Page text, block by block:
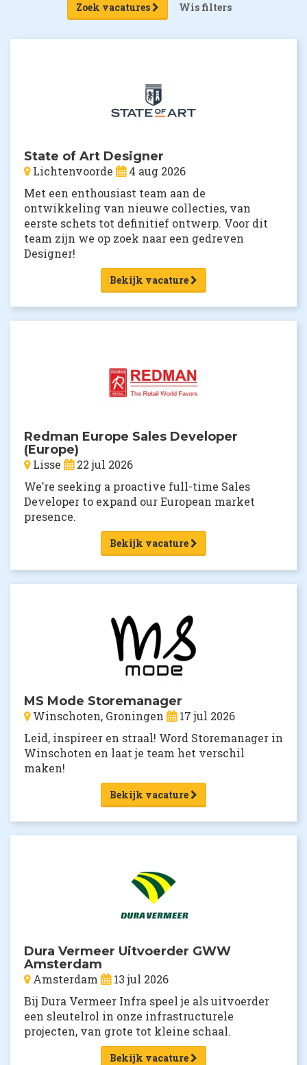
Zoek vacatures Wis filters
State of Art Designer
Lichtenvoorde
4 aug 2026
Met een enthousiast team aan de
ontwikkeling van nieuwe collecties, van
eerste schets tot definitief ontwerp. Voor dit
team zijn we op zoek naar een gedreven
Designer!
Bekijk vacature
Redman Europe Sales Developer
(Europe)
Lisse
22 jul 2026
We’re seeking a proactive full-time Sales
Developer to expand our European market
presence.
Bekijk vacature
MS Mode Storemanager
Winschoten, Groningen
17 jul 2026
Leid, inspireer en straal! Word Storemanager in
Winschoten en laat je team het verschil
maken!
Bekijk vacature
Dura Vermeer Uitvoerder GWW
Amsterdam
Amsterdam
13 jul 2026
Bij Dura Vermeer Infra speel je als uitvoerder
een sleutelrol in onze infrastructurele
projecten, van grote tot kleine schaal.
Bekijk vacature